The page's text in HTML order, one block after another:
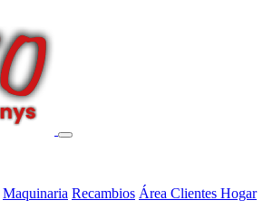
Maquinaria Recambios Área Clientes Hogar